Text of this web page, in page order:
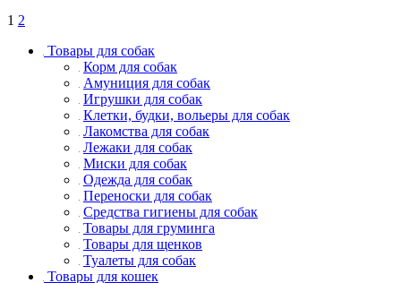
1 2
Товары для собак
Корм для собак
Амуниция для собак
Игрушки для собак
Клетки, будки, вольеры для собак
Лакомства для собак
Лежаки для собак
Миски для собак
Одежда для собак
Переноски для собак
Средства гигиены для собак
Товары для груминга
Товары для щенков
Туалеты для собак
Товары для кошек